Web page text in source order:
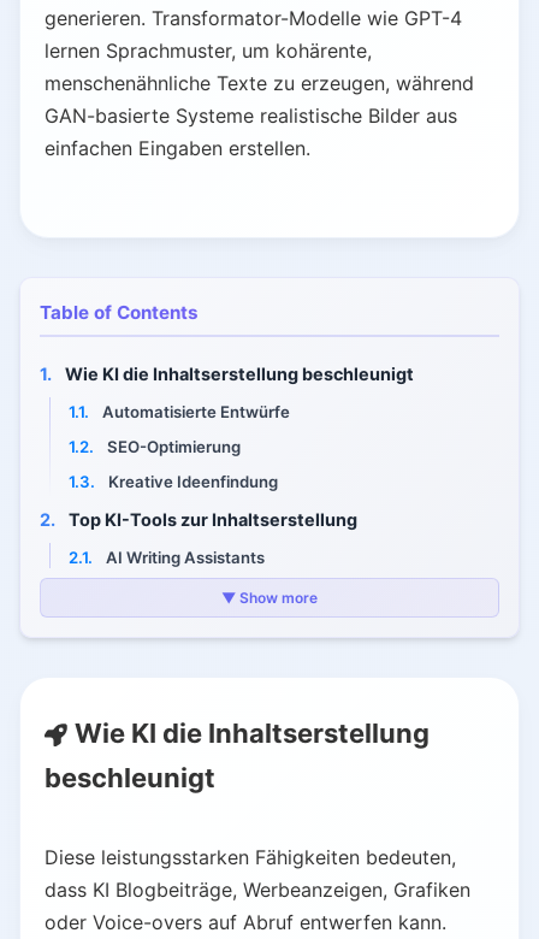
generieren. Transformator-Modelle wie GPT-4
lernen Sprachmuster, um kohärente,
menschenähnliche Texte zu erzeugen, während
GAN-basierte Systeme realistische Bilder aus
einfachen Eingaben erstellen.
Table of Contents
1. Wie KI die Inhaltserstellung beschleunigt
1.1.
Automatisierte Entwürfe
1.2.
SEO-Optimierung
1.3.
Kreative Ideenfindung
2. Top KI-Tools zur Inhaltserstellung
2.1.
AI Writing Assistants
Jasper AI (Marketing Copy, SEO)
2.6.
AI Video & Audio Tools (Descript, ElevenLabs, etc.)
AI SEO & Content Optimization Tools
Manuelle Inhaltserstellung
3.2.
KI-unterstützte Erstellung
▼ Show more
Wie KI die Inhaltserstellung
beschleunigt
Diese leistungsstarken Fähigkeiten bedeuten,
dass KI Blogbeiträge, Werbeanzeigen, Grafiken
oder Voice-overs auf Abruf entwerfen kann.